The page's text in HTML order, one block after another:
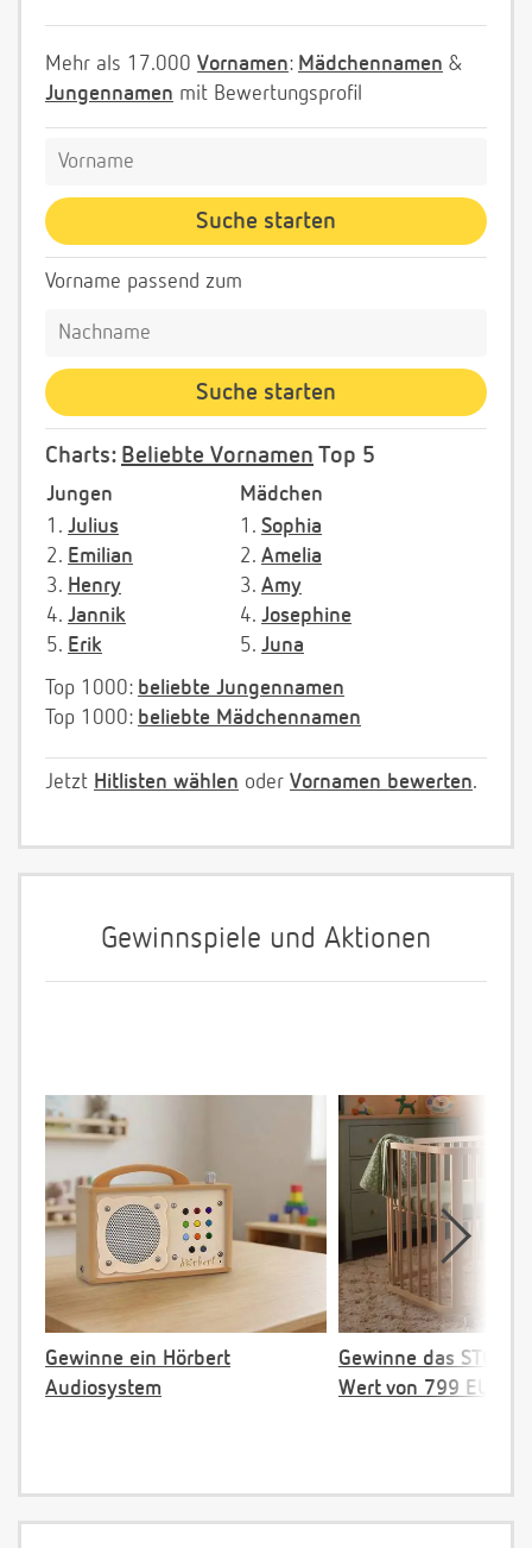
Mehr als 17.000 Vornamen: Mädchennamen &
Jungennamen mit Bewertungsprofil
Vorname passend zum
Charts: Beliebte Vornamen Top 5
Jungen
Mädchen
1. Julius
2. Emilian
3. Henry
4. Jannik
5. Erik
1. Sophia
2. Amelia
3. Amy
4. Josephine
5. Juna
Top 1000: beliebte Jungennamen
Top 1000: beliebte Mädchennamen
Jetzt Hitlisten wählen oder Vornamen bewerten.
Gewinnspiele und Aktionen
Gewinne ein Hörbert
Audiosystem
Gewinne das
Wert von 799 EUR